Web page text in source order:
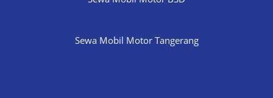
Sewa Mobil Motor Tangerang